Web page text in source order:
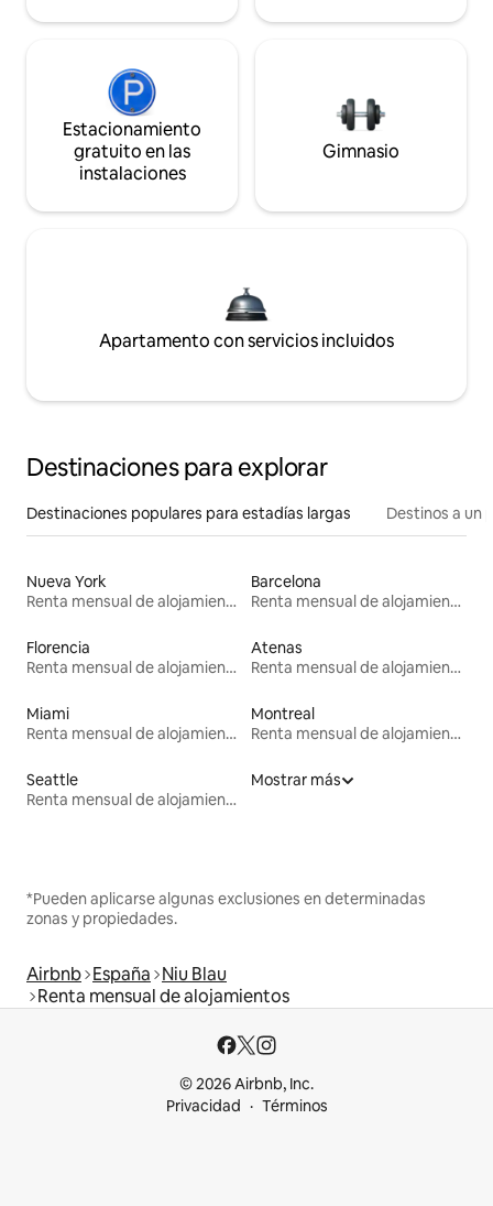
Estacionamiento
gratuito en las
instalaciones
Gimnasio
Apartamento con servicios incluidos
Destinaciones para explorar
Destinaciones populares para estadías largas Destinos a un
Nueva York
Renta mensual de alojamientos
Barcelona
Renta mensual de alojamientos
Florencia
Renta mensual de alojamientos
Atenas
Renta mensual de alojamientos
Miami
Renta mensual de alojamientos
Montreal
Renta mensual de alojamientos
Seattle
Renta mensual de alojamientos
Mostrar más
*Pueden aplicarse algunas exclusiones en determinadas
zonas y propiedades.
Airbnb España Niu Blau
Renta mensual de alojamientos
© 2026 Airbnb, Inc.
Privacidad
Términos